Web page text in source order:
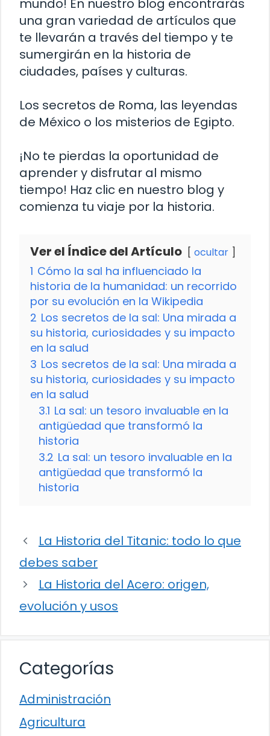
mundo! En nuestro blog encontrarás
una gran variedad de artículos que
te llevarán a través del tiempo y te
sumergirán en la historia de
ciudades, países y culturas.
Los secretos de Roma, las leyendas
de México o los misterios de Egipto.
¡No te pierdas la oportunidad de
aprender y disfrutar al mismo
tiempo! Haz clic en nuestro blog y
comienza tu viaje por la historia.
Ver el Índice del Artículo ocultar
1 Cómo la sal ha influenciado la
historia de la humanidad: un recorrido
por su evolución en la Wikipedia
2 Los secretos de la sal: Una mirada a
su historia, curiosidades y su impacto
en la salud
3 Los secretos de la sal: Una mirada a
su historia, curiosidades y su impacto
en la salud
3.1 La sal: un tesoro invaluable en la
antigüedad que transformó la
historia
3.2 La sal: un tesoro invaluable en la
antigüedad que transformó la
historia
La Historia del Titanic: todo lo que
debes saber
La Historia del Acero: origen,
evolución y usos
Categorías
Administración
Agricultura